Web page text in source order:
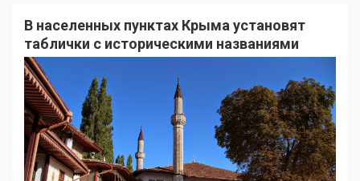
В населенных пунктах Крыма установят
таблички с историческими названиями